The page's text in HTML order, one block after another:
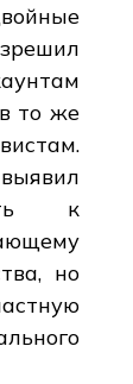
то же
к
но